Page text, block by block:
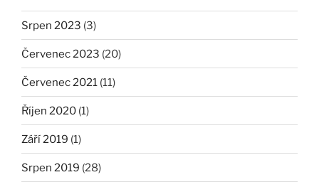
Srpen 2023 (3)
Červenec 2023 (20)
Červenec 2021 (11)
Říjen 2020 (1)
Září 2019 (1)
Srpen 2019 (28)